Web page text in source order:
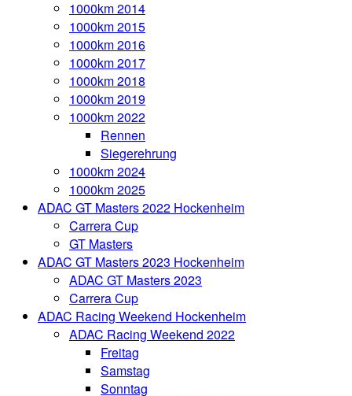
1000km 2014
1000km 2015
1000km 2016
1000km 2017
1000km 2018
1000km 2019
1000km 2022
Rennen
Siegerehrung
1000km 2024
1000km 2025
ADAC GT Masters 2022 Hockenheim
Carrera Cup
GT Masters
ADAC GT Masters 2023 Hockenheim
ADAC GT Masters 2023
Carrera Cup
ADAC Racing Weekend Hockenheim
ADAC Racing Weekend 2022
Freitag
Samstag
Sonntag